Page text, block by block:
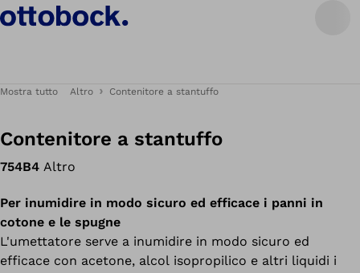
Mostra tutto Altro Contenitore a stantuffo
Contenitore a stantuffo
754B4 Altro
Per inumidire in modo sicuro ed efficace i panni in
cotone e le spugne
L'umettatore serve a inumidire in modo sicuro ed
efficace con acetone, alcol isopropilico e altri liquidi i